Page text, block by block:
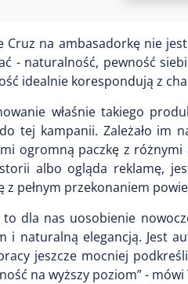
Cruz na ambasadorkę nie
- naturalność, pewność
idealnie korespondują z
właśnie takiego
tej kampanii. Zależało im
mi ogromną paczkę z
albo ogląda reklamę,
z pełnym przekonaniem
to dla nas uosobienie
i naturalną elegancją. Jest
jeszcze mocniej
na wyższy poziom” -